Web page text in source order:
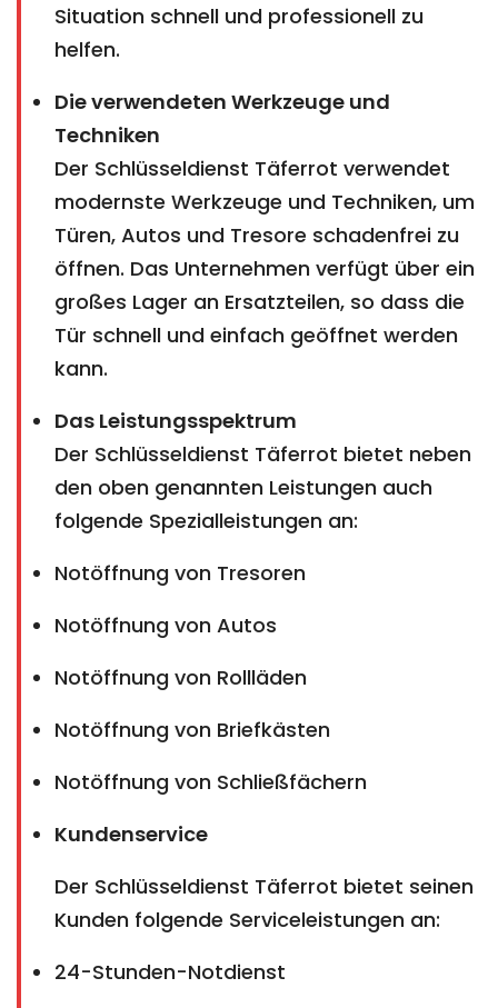
Situation schnell und professionell zu
helfen.
Die verwendeten Werkzeuge und
Techniken
Der Schlüsseldienst Täferrot verwendet
modernste Werkzeuge und Techniken, um
Türen, Autos und Tresore schadenfrei zu
öffnen. Das Unternehmen verfügt über ein
großes Lager an Ersatzteilen, so dass die
Tür schnell und einfach geöffnet werden
kann.
Das Leistungsspektrum
Der Schlüsseldienst Täferrot bietet neben
den oben genannten Leistungen auch
folgende Spezialleistungen an:
Notöffnung von Tresoren
Notöffnung von Autos
Notöffnung von Rollläden
Notöffnung von Briefkästen
Notöffnung von Schließfächern
Kundenservice
Der Schlüsseldienst Täferrot bietet seinen
Kunden folgende Serviceleistungen an:
24-Stunden-Notdienst